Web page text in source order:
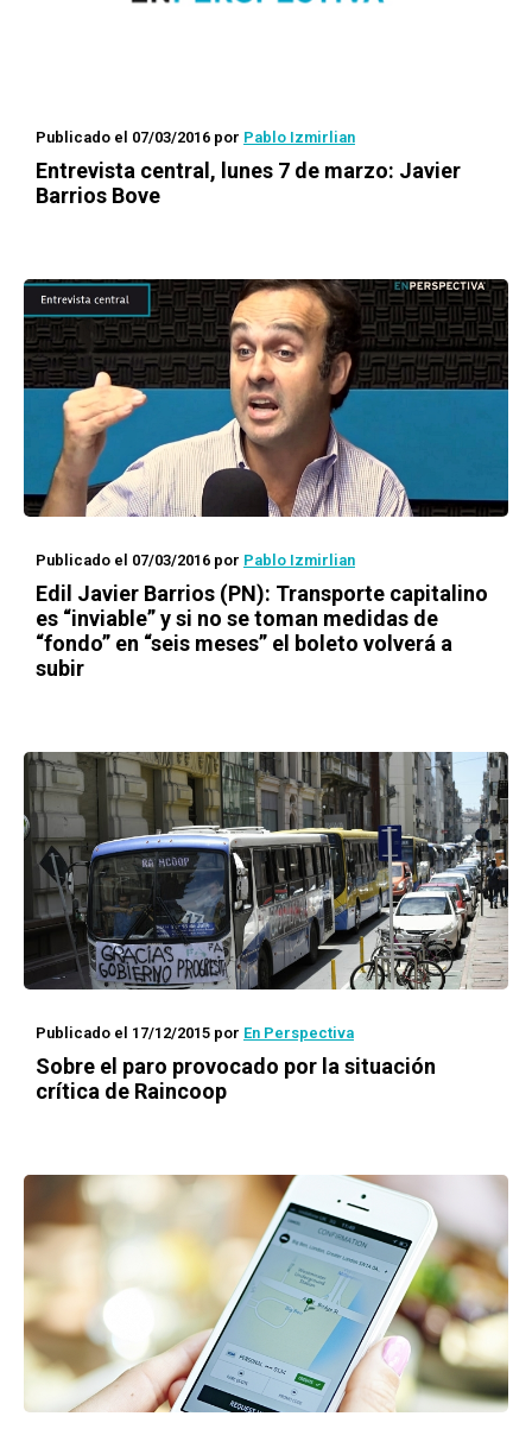
Publicado el 07/03/2016 por Pablo Izmirlian
Entrevista central, lunes 7 de marzo: Javier
Barrios Bove
Publicado el 07/03/2016 por Pablo Izmirlian
Edil Javier Barrios (PN): Transporte capitalino
es “inviable” y si no se toman medidas de
“fondo” en “seis meses” el boleto volverá a
subir
Publicado el 17/12/2015 por En Perspectiva
Sobre el paro provocado por la situación
crítica de Raincoop